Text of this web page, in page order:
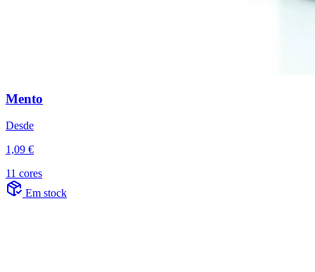
Mento
Desde
1,09 €
11 cores
Em stock